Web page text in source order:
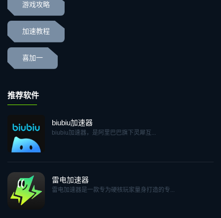
游戏攻略
加速教程
喜加一
推荐软件
biubiu加速器
biubiu加速器，是阿里巴巴旗下灵犀互...
雷电加速器
雷电加速器是一款专为硬核玩家量身打造的专...